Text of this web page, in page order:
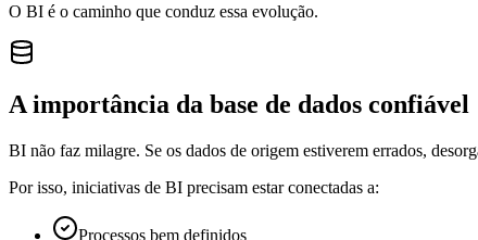
O BI é o caminho que conduz essa evolução.
A importância da base de dados confiável
BI não faz milagre. Se os dados de origem estiverem errados,
Por isso, iniciativas de BI precisam estar conectadas a:
Processos bem definidos